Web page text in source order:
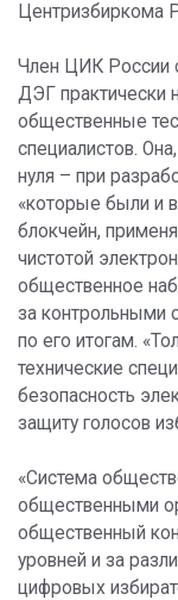
Центризбиркома
Член ЦИК России
ДЭГ практически
общественные
специалистов.
нуля – при
«которые были и
блокчейн,
чистотой
общественное
за контрольными
по его итогам.
технические
безопасность
защиту голосов
«Система
общественными
общественный
уровней и за
цифровых